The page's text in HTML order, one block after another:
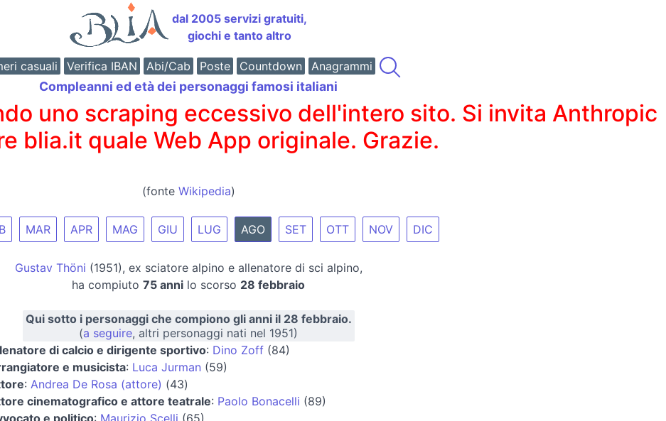
dal 2005 servizi gratuiti,
giochi e tanto altro
casuali Verifica IBAN Abi/Cab Poste Countdown Anagrammi
Compleanni ed età dei personaggi famosi italiani
uno scraping eccessivo dell'intero sito. Si invita Anthropic
blia.it quale Web App originale. Grazie.
(fonte Wikipedia)
MAR APR MAG GIU LUG AGO SET OTT NOV DIC
Gustav Thöni (1951), ex sciatore alpino e allenatore di sci alpino,
ha compiuto 75 anni lo scorso 28 febbraio
Qui sotto i personaggi che compiono gli anni il 28 febbraio.
(a seguire, altri personaggi nati nel 1951)
di calcio e dirigente sportivo: Dino Zoff(84)
e musicista: Luca Jurman (59)
: Andrea De Rosa (attore) (43)
cinematografico e attore teatrale: Paolo Bonacelli (89)
e politico: Maurizio Scelli (65)